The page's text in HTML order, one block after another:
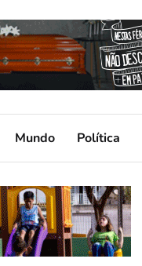
Mundo Política